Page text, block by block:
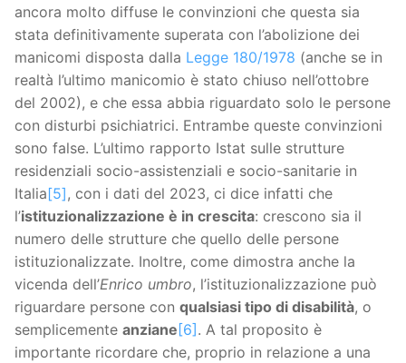
ancora molto diffuse le convinzioni che questa sia
stata definitivamente superata con l’abolizione dei
manicomi disposta dalla Legge 180/1978 (anche se in
realtà l’ultimo manicomio è stato chiuso nell’ottobre
del 2002), e che essa abbia riguardato solo le persone
con disturbi psichiatrici. Entrambe queste convinzioni
sono false. L’ultimo rapporto Istat sulle strutture
residenziali socio-assistenziali e socio-sanitarie in
Italia[5], con i dati del 2023, ci dice infatti che
l’istituzionalizzazione è in crescita: crescono sia il
numero delle strutture che quello delle persone
istituzionalizzate. Inoltre, come dimostra anche la
vicenda dell’Enrico umbro, l’istituzionalizzazione può
riguardare persone con qualsiasi tipo di disabilità, o
semplicemente anziane [6] . A tal proposito è
importante ricordare che, proprio in relazione a una